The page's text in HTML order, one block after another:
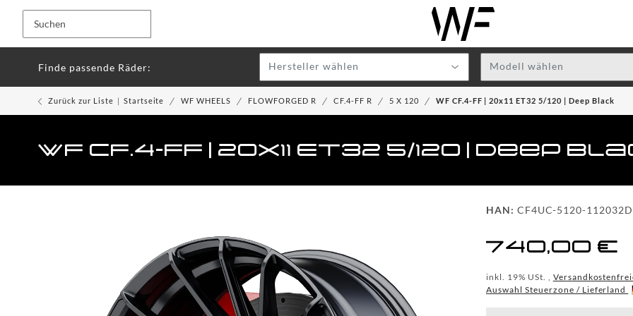
Finde passende Räder: Hersteller wählen Modell wählen
Zurück zur Liste Startseite WF WHEELS FLOWFORGED R CF.4-FF R 5 X 120 WF CF.4-FF | 20x11 ET32 5/120 | Deep Black
WF CF.4-FF | 20x11 ET32 5/120 | Deep
HAN: CF4UC-5120-
740,00 €
inkl. 19% USt. ,
Auswahl Steuerzone / Lieferland